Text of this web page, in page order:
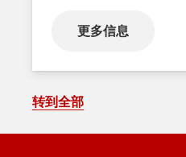
更多信息
转到全部